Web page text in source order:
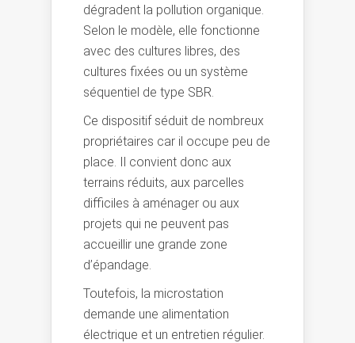
dégradent la pollution organique.
Selon le modèle, elle fonctionne
avec des cultures libres, des
cultures fixées ou un système
séquentiel de type SBR.
Ce dispositif séduit de nombreux
propriétaires car il occupe peu de
place. Il convient donc aux
terrains réduits, aux parcelles
difficiles à aménager ou aux
projets qui ne peuvent pas
accueillir une grande zone
d’épandage.
Toutefois, la microstation
demande une alimentation
électrique et un entretien régulier.